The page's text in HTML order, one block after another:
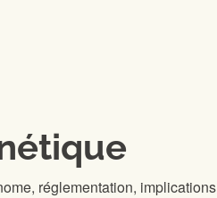
réglementation, implications